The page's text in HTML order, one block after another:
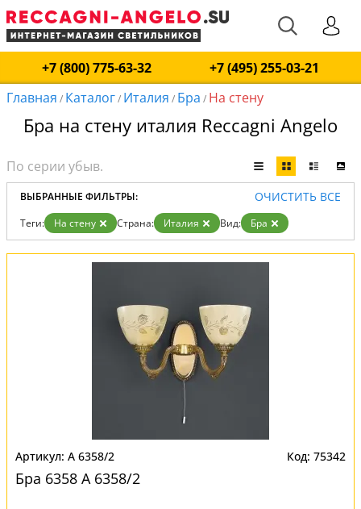
+7 (800) 775-63-32
+7 (495) 255-03-21
Главная / Каталог/ Италия / Бра / На стену
Бра на стену италия Reccagni Angelo
ВЫБРАННЫЕ ФИЛЬТРЫ: ОЧИСТИТЬ ВСЕ
Теги: На стену Страна: Италия Вид: Бра
A 6358/2 75342
Бра 6358 A 6358/2